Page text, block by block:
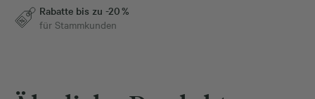
Rabatte bis zu -20 %
für Stammkunden